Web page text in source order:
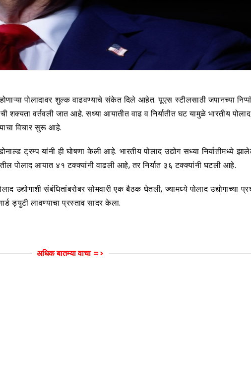
पोलादावर शुल्क वाढवण्याचे संकेत दिले आहेत. यूएस स्टीलसाठी जपानच्या
शक्यता वर्तवली जात आहे. सध्या आयातीत वाढ व निर्यातीत घट यामुळे भारतीय
विचार सुरू आहे.
ट्रम्प यांनी ही घोषणा केली आहे. भारतीय पोलाद उद्योग सध्या निर्यातीमध्ये
पोलाद आयात ४१ टक्क्यांनी वाढली आहे, तर निर्यात ३६ टक्क्यांनी घटली आहे.
उद्योगाशी संबंधितांबरोबर सोमवारी एक बैठक घेतली, ज्यामध्ये पोलाद उद्योगाच्या
ड्युटी लावण्याचा प्रस्ताव सादर केला.
अधिक बातम्या वाचा =>